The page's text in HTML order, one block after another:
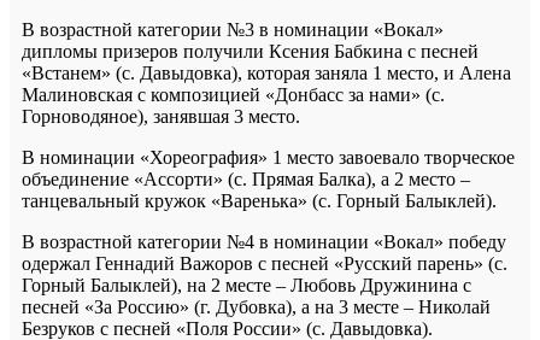
В возрастной категории №3 в номинации «Вокал»
дипломы призеров получили Ксения Бабкина с песней
«Встанем» (с. Давыдовка), которая заняла 1 место, и Алена
Малиновская с композицией «Донбасс за нами» (с.
Горноводяное), занявшая 3 место.
В номинации «Хореография» 1 место завоевало творческое
объединение «Ассорти» (с. Прямая Балка), а 2 место –
танцевальный кружок «Варенька» (с. Горный Балыклей).
В возрастной категории №4 в номинации «Вокал» победу
одержал Геннадий Важоров с песней «Русский парень» (с.
Горный Балыклей), на 2 месте – Любовь Дружинина с
песней «За Россию» (г. Дубовка), а на 3 месте – Николай
Безруков с песней «Поля России» (с. Давыдовка).